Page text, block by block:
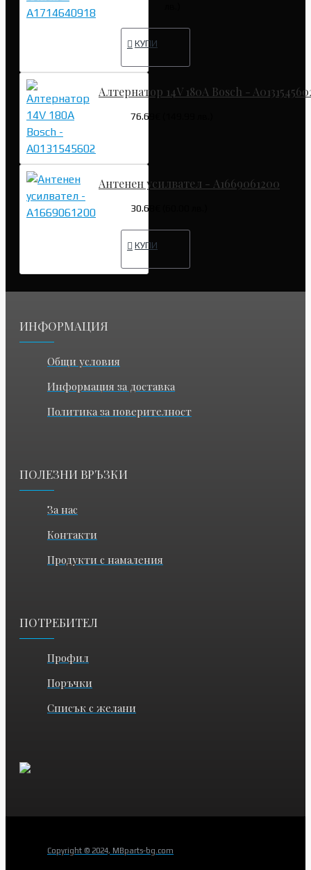
КУПИ
Алтернатор 14V 180A Bosch -
76.69€ (149.99 лв.)
Антенен усилвател - A1669061200
30.68€ (60.00 лв.)
КУПИ
ИНФОРМАЦИЯ
Общи условия
Информация за доставка
Политика за поверителност
ПОЛЕЗНИ ВРЪЗКИ
За нас
Контакти
Продукти с намаления
ПОТРЕБИТЕЛ
Профил
Поръчки
Списък с желани
Copyright © 2024, MBparts-bg.com